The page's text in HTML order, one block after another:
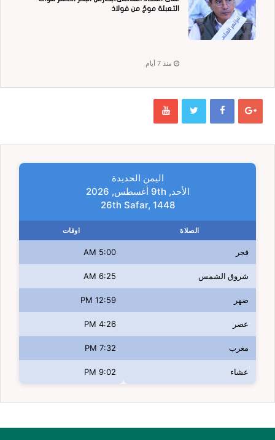
التعبئة موجٌ من فولاذ
منذ 7 أيام
اليمن الحديدة
الأحد, 9th أغسطس, 2026
26th Safar, 1448
الصلاة اوقات
فجر 5:00 AM
شروق الشمس 6:25 AM
ضهر 12:59 PM
عصر 4:26 PM
مغرب 7:32 PM
عشاء 9:02 PM